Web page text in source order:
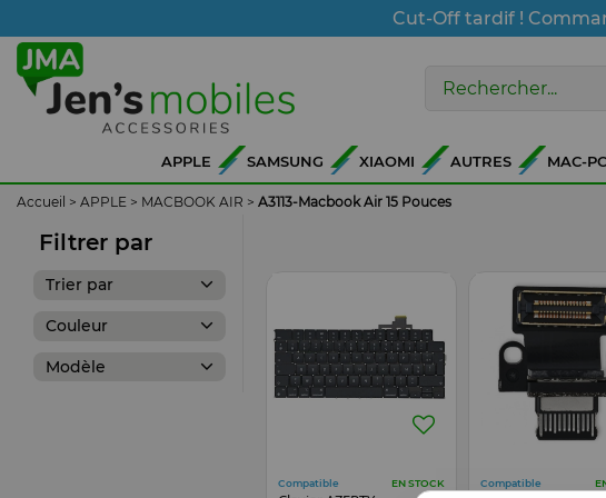
Cut-Off tardif !
APPLE SAMSUNG XIAOMI AUTRES MAC-
Accueil > APPLE > MACBOOK AIR > A3113-Macbook Air 15 Pouces
Filtrer par
Trier par
Couleur
Modèle
Compatible EN STOCK Compatible